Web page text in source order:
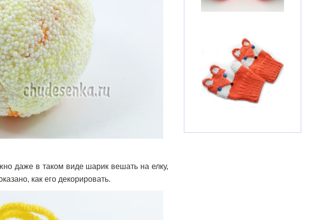
даже в таком виде шарик вешать на елку,
как его декорировать.